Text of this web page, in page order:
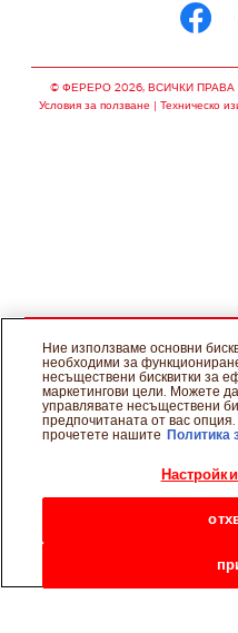
© ФЕРЕРО 2026, ВСИЧКИ ПРАВА
Условия за ползване
Техническо
Ние използваме основни
необходими за
несъществени бисквитки за
маркетингови цели. Можете
управлявате несъществени
предпочитаната от вас
прочетете нашите
Политика